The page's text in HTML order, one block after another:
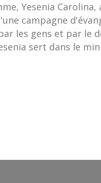
Yesenia
campagne
les gens et par le
sert dans le